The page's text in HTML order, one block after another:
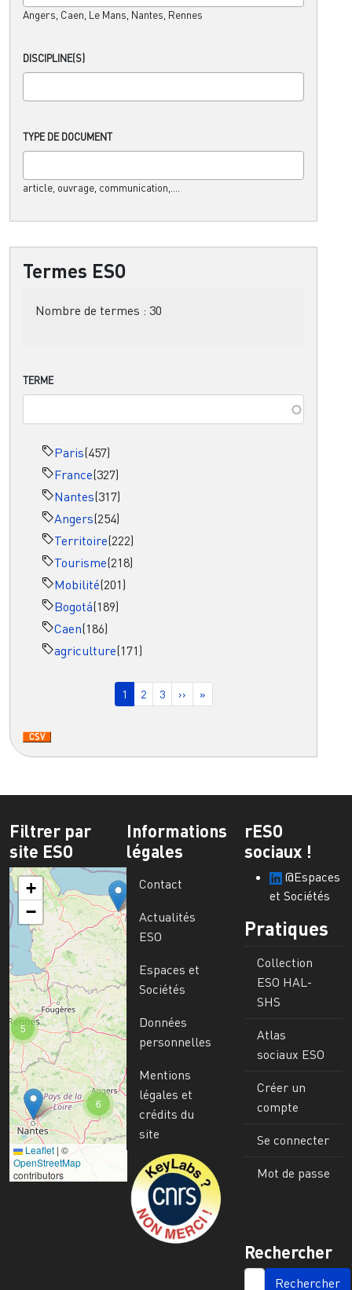
Angers, Caen, Le Mans, Nantes, Rennes
DISCIPLINE(S)
TYPE DE DOCUMENT
article, ouvrage, communication,....
Termes ESO
Nombre de termes : 30
TERME
Paris(457)
France(327)
Nantes(317)
Angers(254)
Territoire(222)
Tourisme(218)
Mobilité(201)
Bogotá(189)
Caen(186)
agriculture(171)
Page courante
1 Page
2 Page
3 Page suivante
›› Dernière page
»
Filtrer par
site ESO
6
5
+
−
Leaflet | ©
OpenStreetMap
contributors
Informations
légales
Contact
Actualités
ESO
Espaces et
Sociétés
Données
personnelles
Mentions
légales et
crédits du
site
Image
rESO
sociaux !
@Espaces
et Sociétés
Pratiques
Collection
ESO HAL-
SHS
Atlas
sociaux ESO
Créer un
compte
Se connecter
Mot de passe
Rechercher
SEARCH